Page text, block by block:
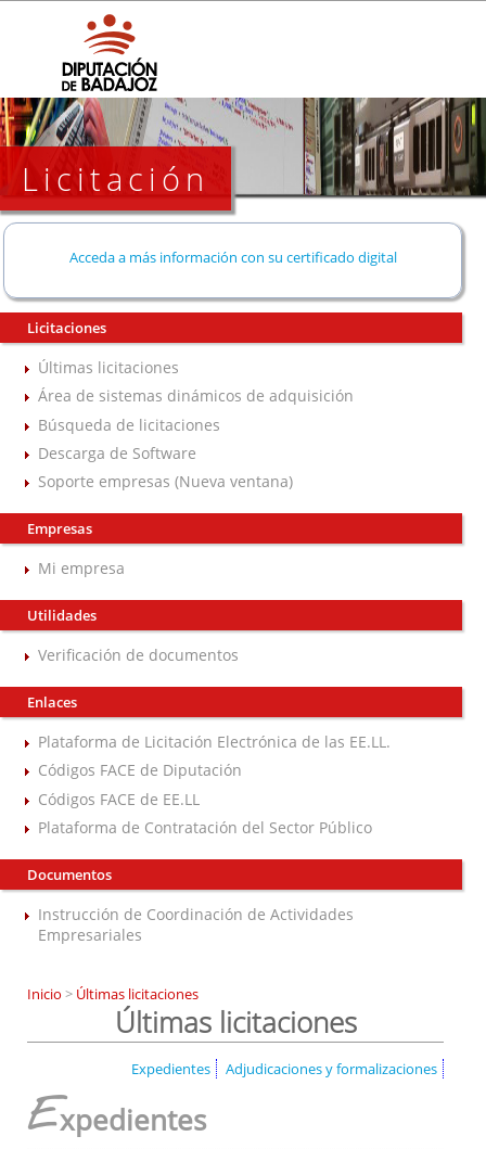
Licitación
Acceda a más información con su certificado digital
Licitaciones
Últimas licitaciones
Área de sistemas dinámicos de adquisición
Búsqueda de licitaciones
Descarga de Software
Soporte empresas (Nueva ventana)
Empresas
Mi empresa
Utilidades
Verificación de documentos
Enlaces
Plataforma de Licitación Electrónica de las EE.LL.
Códigos FACE de Diputación
Códigos FACE de EE.LL
Plataforma de Contratación del Sector Público
Documentos
Instrucción de Coordinación de Actividades
Empresariales
Inicio > Últimas licitaciones
Últimas licitaciones
Expedientes Adjudicaciones y formalizaciones
Expedientes